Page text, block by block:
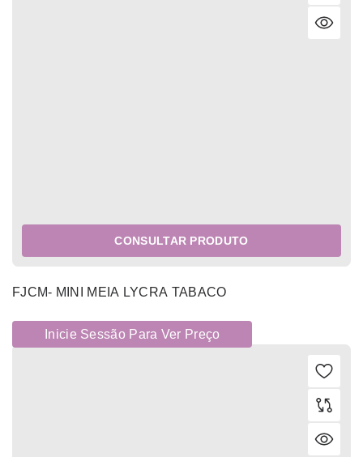
CONSULTAR PRODUTO
FJCM- MINI MEIA LYCRA TABACO
Inicie Sessão Para Ver Preço